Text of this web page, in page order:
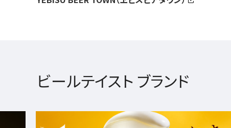
ビールテイスト ブランド